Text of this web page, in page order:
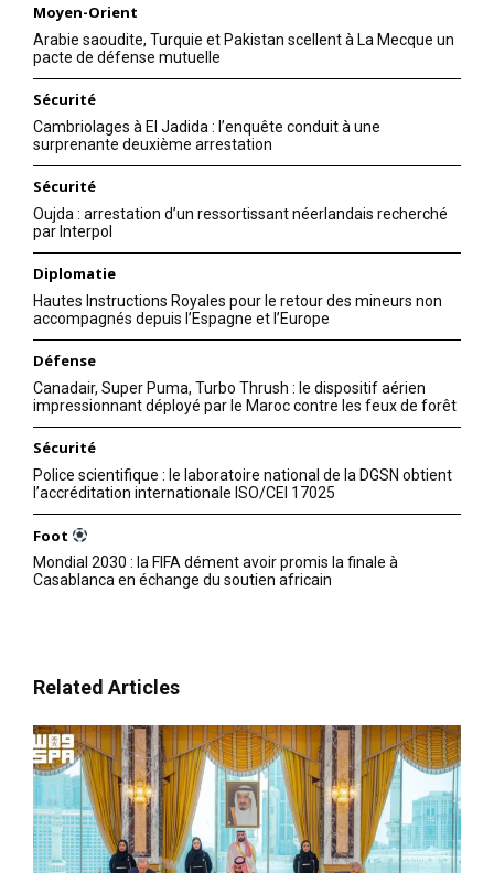
Moyen-Orient
Arabie saoudite, Turquie et Pakistan scellent à La Mecque un
pacte de défense mutuelle
Sécurité
Cambriolages à El Jadida : l’enquête conduit à une
surprenante deuxième arrestation
Sécurité
Oujda : arrestation d’un ressortissant néerlandais recherché
par Interpol
Diplomatie
Hautes Instructions Royales pour le retour des mineurs non
accompagnés depuis l’Espagne et l’Europe
Défense
Canadair, Super Puma, Turbo Thrush : le dispositif aérien
impressionnant déployé par le Maroc contre les feux de forêt
Sécurité
Police scientifique : le laboratoire national de la DGSN obtient
l’accréditation internationale ISO/CEI 17025
Foot
Mondial 2030 : la FIFA dément avoir promis la finale à
Casablanca en échange du soutien africain
Related Articles